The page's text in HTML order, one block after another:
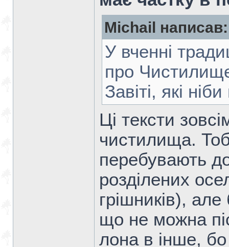
Michail написав:
У вченні
про
Завіті, які
Ці тексти
чистилища.
перебувають
розділених
грішників),
що не можна
лона в інше,